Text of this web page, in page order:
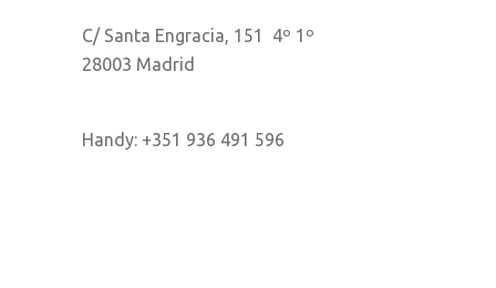
C/ Santa Engracia, 151 4º 1º
28003 Madrid
Handy: +351 936 491 596